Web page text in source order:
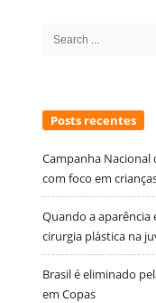
Posts recentes
Campanha Nacional
com foco em
Quando a aparência
cirurgia plástica na
Brasil é eliminado
em Copas